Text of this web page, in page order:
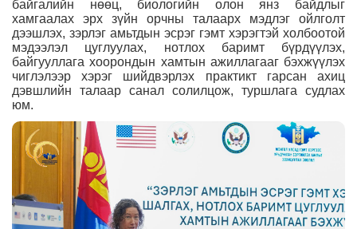
байгалийн нөөц, биологийн олон янз байдлыг
хамгаалах эрх зүйн орчны талаарх мэдлэг ойлголт
дээшлэх, зэрлэг амьтдын эсрэг гэмт хэрэгтэй холбоотой
мэдээлэл цуглуулах, нотлох баримт бүрдүүлэх,
байгууллага хоорондын хамтын ажиллагааг бэхжүүлэх
чиглэлээр хэрэг шийдвэрлэх практикт гарсан ахиц
дэвшлийн талаар санал солилцож, туршлага судлах
юм.